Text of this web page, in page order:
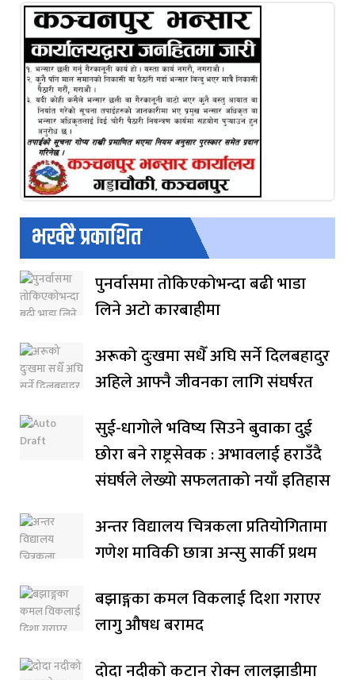
भर्खरै प्रकाशित
पुनर्वासमा तोकिएकोभन्दा बढी भाडा
लिने अटो कारबाहीमा
अरूको दुःखमा सधैँ अघि सर्ने दिलबहादुर
अहिले आफ्नै जीवनका लागि संघर्षरत
सुई-धागोले भविष्य सिउने बुवाका दुई
छोरा बने राष्ट्रसेवक : अभावलाई हराउँदै
संघर्षले लेख्यो सफलताको नयाँ इतिहास
अन्तर विद्यालय चित्रकला प्रतियोगितामा
गणेश माविकी छात्रा अन्सु सार्की प्रथम
बझाङ्गका कमल विकलाई दिशा गराएर
लागु औषध बरामद
दोदा नदीको कटान रोक्न लालझाडीमा